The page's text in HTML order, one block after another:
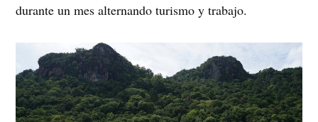
durante un mes alternando turismo y trabajo.